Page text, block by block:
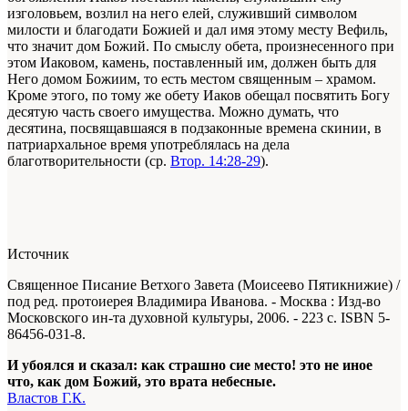
изголовьем, возлил на него елей, служивший символом
милости и благодати Божией и дал имя этому месту Вефиль,
что значит дом Божий. По смыслу обета, произнесенного при
этом Иаковом, камень, поставленный им, должен быть для
Него домом Божиим, то есть местом священным – храмом.
Кроме этого, по тому же обету Иаков обещал посвятить Богу
десятую часть своего имущества. Можно думать, что
десятина, посвящавшаяся в подзаконные времена скинии, в
патриархальное время употреблялась на дела
благотворительности (ср. Втор. 14:28-29).
Источник
Священное Писание Ветхого Завета (Моисеево Пятикнижие) /
под ред. протоиерея Владимира Иванова. - Москва : Изд-во
Московского ин-та духовной культуры, 2006. - 223 с. ISBN 5-
86456-031-8.
И убоялся и сказал: как страшно сие место! это не иное
что, как дом Божий, это врата небесные.
Властов Г.К.